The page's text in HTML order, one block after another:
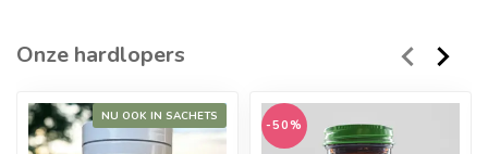
Onze hardlopers
NU OOK IN SACHETS
-50%